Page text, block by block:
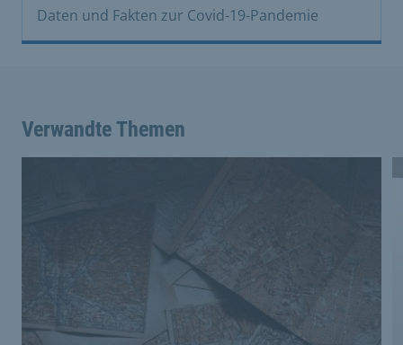
Daten und Fakten zur Covid-19-Pandemie
Verwandte Themen